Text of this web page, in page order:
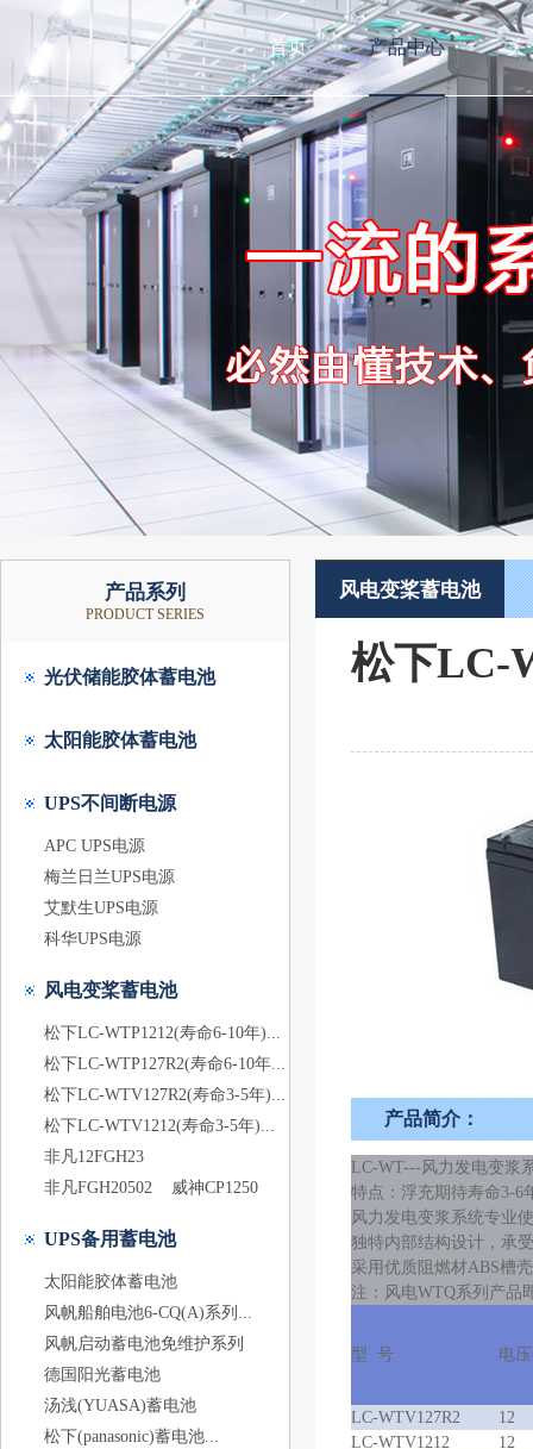
首页 产品中心 关
产品系列
PRODUCT SERIES
光伏储能胶体蓄电池
太阳能胶体蓄电池
UPS不间断电源
APC UPS电源
梅兰日兰UPS电源
艾默生UPS电源
科华UPS电源
风电变桨蓄电池
松下LC-WTP1212(寿命6-10年)...
松下LC-WTP127R2(寿命6-10年...
松下LC-WTV127R2(寿命3-5年)...
松下LC-WTV1212(寿命3-5年)...
非凡12FGH23
非凡FGH20502
威神CP1250
UPS备用蓄电池
太阳能胶体蓄电池
风帆船舶电池6-CQ(A)系列...
风帆启动蓄电池免维护系列
德国阳光蓄电池
汤浅(YUASA)蓄电池
松下(panasonic)蓄电池...
风电变桨蓄电池
松下LC-
产品简介：
LC-WT---风力发电变浆
特点：浮充期待寿命3-6
风力发电变浆系统专业
独特内部结构设计，承
采用优质阻燃材ABS槽
注：风电WTQ系列产品
型 号 电
LC-WTV127R2
12
LC-WTV1212
12